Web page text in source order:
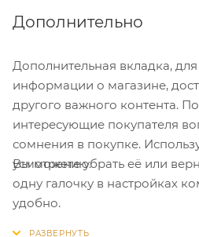
Дополнительно
Дополнительная вкладка,
информации о магазине,
другого важного контента.
интересующие покупателя
сомнения в покупке.
усмотрению.
Вы можете убрать её или
одну галочку в настройках
удобно.